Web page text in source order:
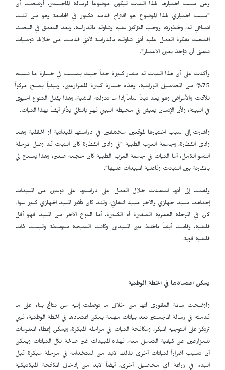
وعن سبب اختيارها لهذا النبات ليكون موضوعاً لرسالة الماجستير، أوضحت أن
"سبب اختياري لهذا الموضوع هو اقتراح قدمه دكتور في الجامعة وهو من لفت
انتباهي له، ولخطورته ووجب التركيز عليه وتناوله بالدراسة، وبعد التعمق في البحث
اقتنعت بفكرة العمل عليه أنني تناولته بالدراسة لأنني قدمت من خلالها توصيات
نتمنى أن تؤخذ بعين الاعتبار".
وأكدت على أن هذا النبات له مضار كبيرة جداً حيث يتسبب في خسارة ما نسبته
75% من المحاصيل الزراعية، وهذه خسارة كبيرة للمزارعين، وبيئياً يصبح مركزاً
للآفات والأمراض وهو يعد نباتاً ساماً إذا ما تناولته الماشية، وهذا يقلل التنوع الحيوي
في البيئة، ولأن الإنسان يعيش في محيطه البيئي فهو بالتالي يتأثر أيضاً بهذا النبات.
وأشارت إلى سبب اختيارها لموقعين مختلفين في دراستها الميدانية أو الحقلية وهما
وادي القطارة، وجامعة العرب الطبية "في وادي القطارة كان النبات قد وصل لمرحلة
النمو الكامل، أما النبات في جامعة العرب الطبية كان حجمه صغير، وهذا يسمح لي
بالمقارنة بين النباتات وفاعلية المبيدات عليها".
ولفتت إلى أنها اعتمدت خلال العمل على دراستها على نوعين من المبيدات
إحداهما مبيد جهازي والآخر مبيد انتقائي، ولقد كان تأثير المبيد الجهازي كبير سواء
كان في المرحلة العمرية الصغيرة أم الكبيرة، أما النوع الآخر من المبيد فهو أقل
فاعلية، وقامت أيضاً بالخلط بين المبيدين وكانت النتيجة متوسطة وليست ذات
فاعلية قوية.
يمكن اعتمادها في الخطة الوطنية
وأوضحت سالمة العقوري أنها من خلال ما توصلت إليه من نتائج بناء على ما
قدمته في رسالة الماجستير تعد بيانات مهمة يمكن اعتمادها في الخطة الوطنية، فهي
ترتكز على التوجيه المبكر، ومكافحة النبات في مراحله المبكرة، ويمكن إعطاء المعلومات
للمزارعين عن كيفية التعامل معه، فهذه المبيدات غير صالحة لكل النباتات ويمكن
أن تسبب أضراراً لنباتات أخرى لذلك لابد من استخدامه في مرحلة مبكرة قبل
البدء في زراعة أي محاصيل أخرى، أيضاً لابد من إدخال المكافحة الميكانيكية